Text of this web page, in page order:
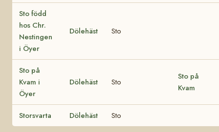
Sto född
hos Chr.
Nestingen
i Öyer
Dölehäst Sto
Sto på
Kvam i
Öyer
Dölehäst Sto
Sto på
Kvam
Storsvarta Dölehäst Sto